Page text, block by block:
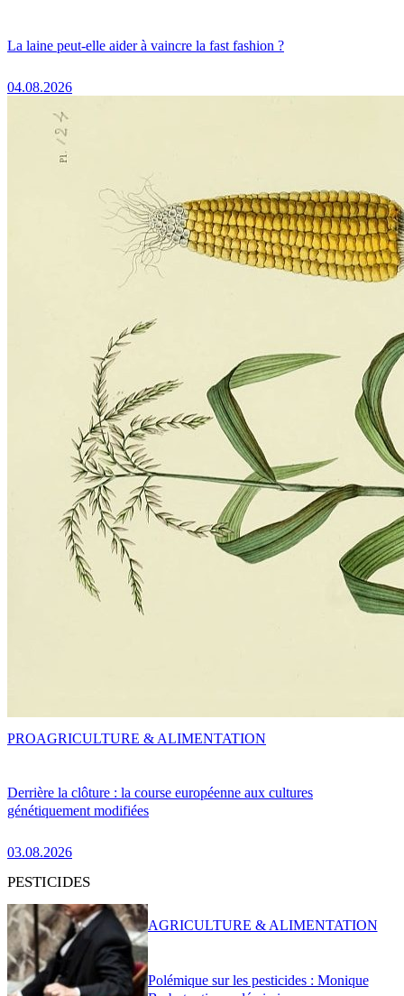
La laine peut-elle aider à vaincre la fast fashion ?
04.08.2026
Derrière la clôture : la course européenne aux cultures
génétiquement modifiées
03.08.2026
PROAGRICULTURE & ALIMENTATION
PESTICIDES
Polémique sur les pesticides : Monique
AGRICULTURE & ALIMENTATION